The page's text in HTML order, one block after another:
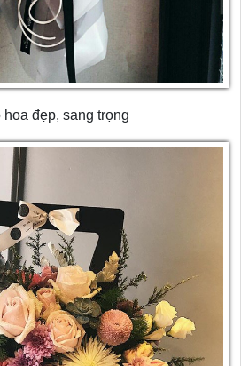
hoa đẹp, sang trọng